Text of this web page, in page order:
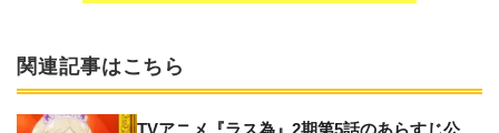
関連記事はこちら
TVアニメ『ラス為』2期第5話のあらすじ公